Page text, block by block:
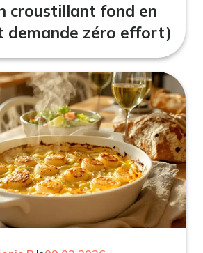
croustillant fond en
demande zéro effort)